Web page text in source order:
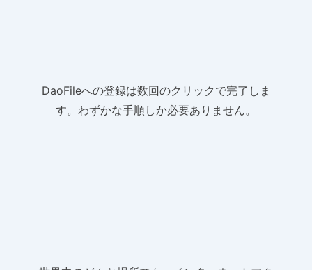
DaoFileへの登録は数回のクリックで完了しま
す。わずかな手順しか必要ありません。